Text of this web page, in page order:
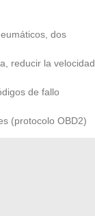
dos
reducir la velocidad
de fallo
(protocolo OBD2)